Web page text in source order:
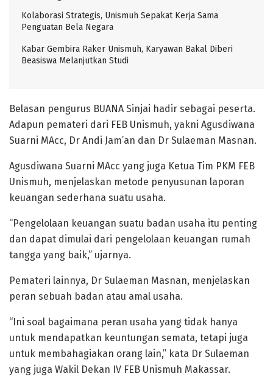
Kolaborasi Strategis, Unismuh Sepakat Kerja Sama
Penguatan Bela Negara
Kabar Gembira Raker Unismuh, Karyawan Bakal Diberi
Beasiswa Melanjutkan Studi
Belasan pengurus BUANA Sinjai hadir sebagai peserta.
Adapun pemateri dari FEB Unismuh, yakni Agusdiwana
Suarni MAcc, Dr Andi Jam’an dan Dr Sulaeman Masnan.
Agusdiwana Suarni MAcc yang juga Ketua Tim PKM FEB
Unismuh, menjelaskan metode penyusunan laporan
keuangan sederhana suatu usaha.
“Pengelolaan keuangan suatu badan usaha itu penting
dan dapat dimulai dari pengelolaan keuangan rumah
tangga yang baik,” ujarnya.
Pemateri lainnya, Dr Sulaeman Masnan, menjelaskan
peran sebuah badan atau amal usaha.
“Ini soal bagaimana peran usaha yang tidak hanya
untuk mendapatkan keuntungan semata, tetapi juga
untuk membahagiakan orang lain,” kata Dr Sulaeman
yang juga Wakil Dekan IV FEB Unismuh Makassar.